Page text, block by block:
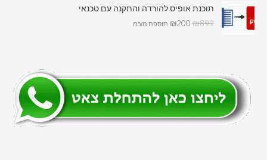
תוכנת אופיס להורדה והתקנה עם טכנאי
₪899
₪200 תוספת מע"מ